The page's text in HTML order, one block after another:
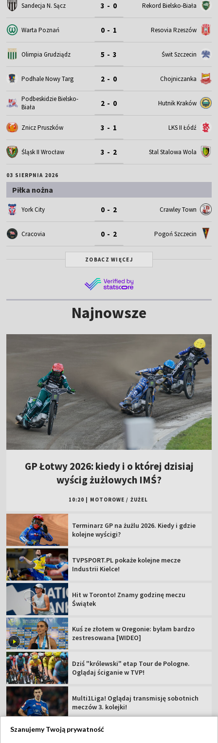
Sandecja N. Sącz 3 - 0 Rekord Bielsko-Biała
Warta Poznań 0 - 1 Resovia Rzeszów
Olimpia Grudziądz 5 - 3 Świt Szczecin
Podhale Nowy Targ 2 - 0 Chojniczanka
Podbeskidzie Bielsko-
Biała
2 - 0 Hutnik Kraków
Znicz Pruszków 3 - 1 LKS II Łódź
Śląsk II Wrocław 3 - 2 Stal Stalowa Wola
03 SIERPNIA 2026
Piłka nożna
York City 0 - 2 Crawley Town
Cracovia 0 - 2 Pogoń Szczecin
ZOBACZ WIĘCEJ
Najnowsze
GP Łotwy 2026: kiedy i o której dzisiaj
wyścig żużlowych IMŚ?
10:20 MOTOROWE / ŻUŻEL
Terminarz GP na żużlu 2026. Kiedy i gdzie
kolejne wyścigi?
TVPSPORT.PL pokaże kolejne mecze
Industrii Kielce!
Hit w Toronto! Znamy godzinę meczu
Świątek
Kuś ze złotem w Oregonie: byłam bardzo
zestresowana [WIDEO]
Dziś "królewski" etap Tour de Pologne.
Oglądaj ściganie w TVP!
Multi1Liga! Oglądaj transmisję sobotnich
meczów 3. kolejki!
Szanujemy Twoją prywatność